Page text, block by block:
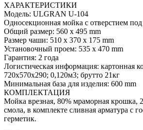
ХАРАКТЕРИСТИКИ
Модель: ULGRAN U-104
Односекционная мойка с отверстием под
Общий размер: 560 х 495 mm
Размер чаши: 510 х 370 х 175 mm
Установочный проем: 535 х 470 mm
Гарантия: 2 года
Логистическая информация: картонная
720х570х290; 0,120м3; брутто 21кг
Минимальная база для изделия: 600 mm
КОМПЛЕКТАЦИЯ
Мойка врезная, 80% мраморная крошка,
смола, в комплекте сливная арматура c
герметик.